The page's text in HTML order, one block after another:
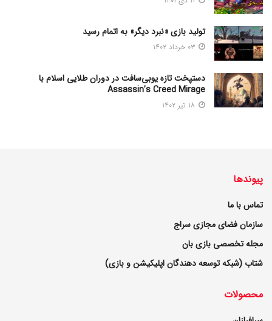
تولید بازی «نبرد دیگر» به اتمام رسید
دستپخت تازه یوبی‌سافت در دوران طلایی اسلام با
Assassin’s Creed Mirage
پیوندها
تماس با ما
سازمان فضای مجازی سراج
مجله تخصصی بازی بان
شتاب (شبکه توسعه دهندگان اپلیکیشن و بازی)
محصولات